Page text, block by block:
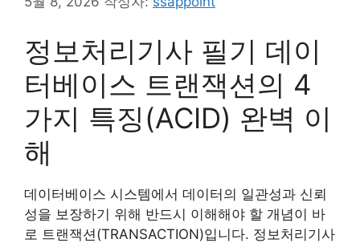
정보처리기사 필기 데이
터베이스 트랜잭션의 4
가지 특징(ACID) 완벽 이
해
데이터베이스 시스템에서 데이터의 일관성과 신뢰
성을 보장하기 위해 반드시 이해해야 할 개념이 바
로 트랜잭션(TRANSACTION)입니다. 정보처리기사